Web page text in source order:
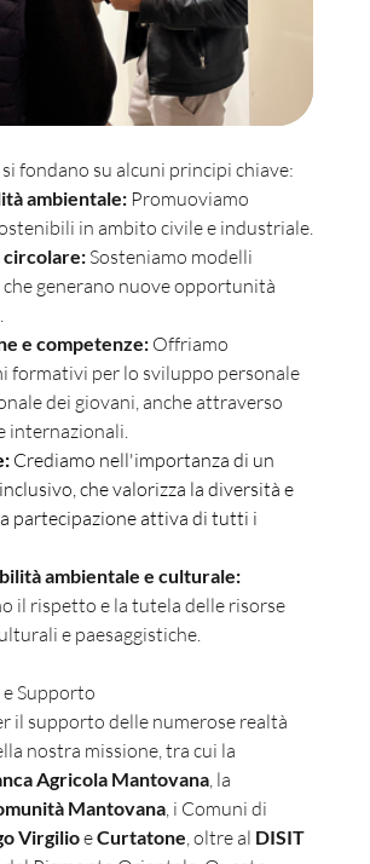
fondano su alcuni principi chiave:
ambientale: Promuoviamo
in ambito civile e industriale.
circolare: Sosteniamo modelli
generano nuove opportunità
e competenze: Offriamo
formativi per lo sviluppo personale
dei giovani, anche attraverso
internazionali.
Crediamo nell'importanza di un
che valorizza la diversità e
partecipazione attiva di tutti i
ambientale e culturale:
il rispetto e la tutela delle risorse
e paesaggistiche.
Supporto
il supporto delle numerose realtà
nostra missione, tra cui la
Agricola Mantovana , la
Mantovana , i Comuni di
Virgilio e Curtatone , oltre al DISIT